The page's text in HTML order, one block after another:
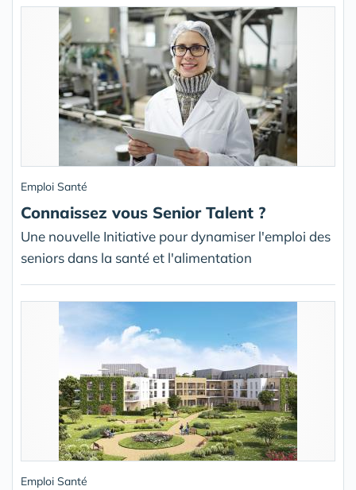
Emploi Santé
Connaissez vous Senior Talent ?
Une nouvelle Initiative pour dynamiser l'emploi des
seniors dans la santé et l'alimentation
Emploi Santé